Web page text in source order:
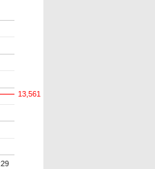
13,561